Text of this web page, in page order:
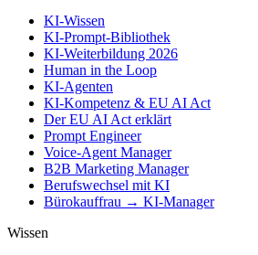
KI-Wissen
KI-Prompt-Bibliothek
KI-Weiterbildung 2026
Human in the Loop
KI-Agenten
KI-Kompetenz & EU AI Act
Der EU AI Act erklärt
Prompt Engineer
Voice-Agent Manager
B2B Marketing Manager
Berufswechsel mit KI
Bürokauffrau → KI-Manager
Wissen